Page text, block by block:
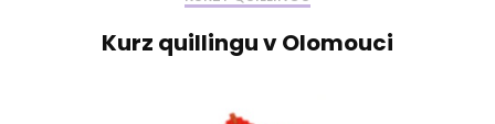
Kurz quillingu v Olomouci